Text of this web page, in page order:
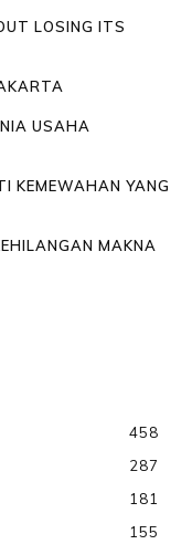
LOSING ITS
USAHA
KEMEWAHAN YANG
MAKNA
458
287
181
155